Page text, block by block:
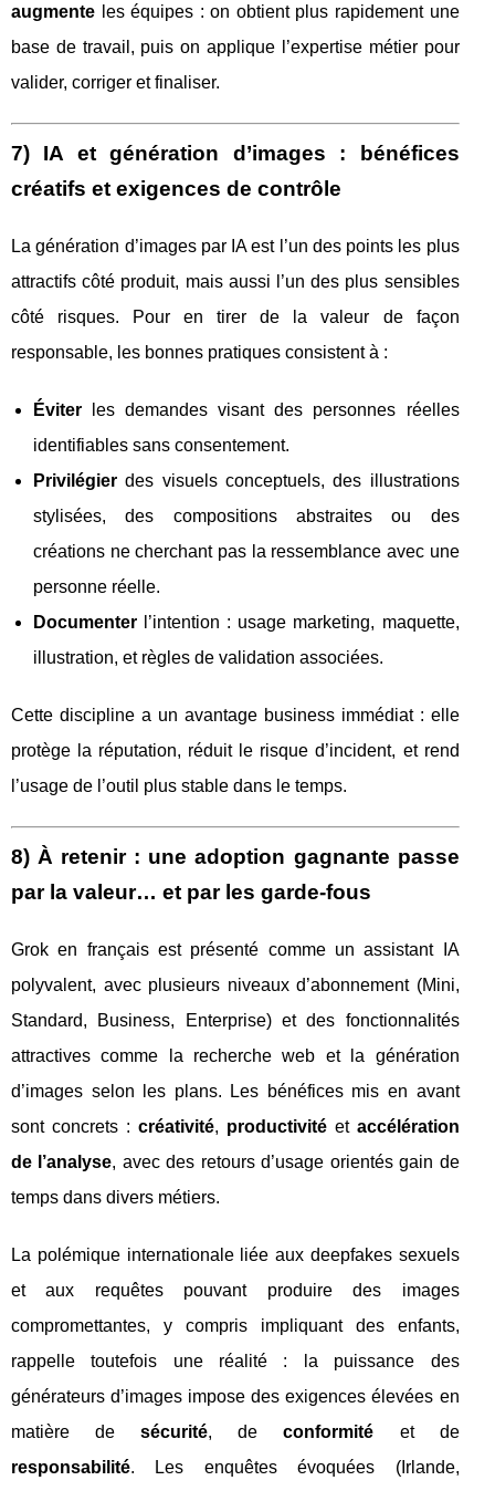
augmente les équipes : on obtient plus rapidement une
base de travail, puis on applique l’expertise métier pour
valider, corriger et finaliser.
7) IA et génération d’images : bénéfices
créatifs et exigences de contrôle
La génération d’images par IA est l’un des points les plus
attractifs côté produit, mais aussi l’un des plus sensibles
côté risques. Pour en tirer de la valeur de façon
responsable, les bonnes pratiques consistent à :
Éviter les demandes visant des personnes réelles
identifiables sans consentement.
Privilégier des visuels conceptuels, des illustrations
stylisées, des compositions abstraites ou des
créations ne cherchant pas la ressemblance avec une
personne réelle.
Documenter l’intention : usage marketing, maquette,
illustration, et règles de validation associées.
Cette discipline a un avantage business immédiat : elle
protège la réputation, réduit le risque d’incident, et rend
l’usage de l’outil plus stable dans le temps.
8) À retenir : une adoption gagnante passe
par la valeur… et par les garde-fous
Grok en français est présenté comme un assistant IA
polyvalent, avec plusieurs niveaux d’abonnement (Mini,
Standard, Business, Enterprise) et des fonctionnalités
attractives comme la recherche web et la génération
d’images selon les plans. Les bénéfices mis en avant
sont concrets : créativité, productivitéet accélération
de l’analyse, avec des retours d’usage orientés gain de
temps dans divers métiers.
La polémique internationale liée aux deepfakes sexuels
et aux requêtes pouvant produire des images
compromettantes, y compris impliquant des enfants,
rappelle toutefois une réalité : la puissance des
générateurs d’images impose des exigences élevées en
matière desécurité, deconformité et de
responsabilité. Les enquêtes évoquées (Irlande,